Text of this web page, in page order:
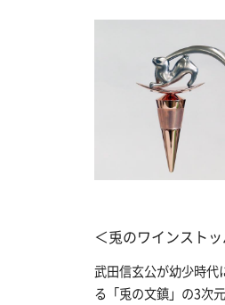
＜兎のワインスト
武田信玄公が幼少時代
る「兎の文鎮」の3次